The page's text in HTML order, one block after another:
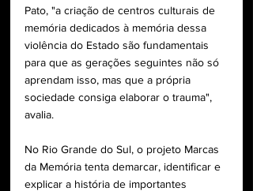
Pato, "a criação de centros culturais de
memória dedicados à memória dessa
violência do Estado são fundamentais
para que as gerações seguintes não só
aprendam isso, mas que a própria
sociedade consiga elaborar o trauma",
avalia.
No Rio Grande do Sul, o projeto Marcas
da Memória tenta demarcar, identificar e
explicar a história de importantes